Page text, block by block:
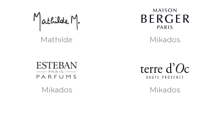
Mathilde Mikados
Mikados Mikados